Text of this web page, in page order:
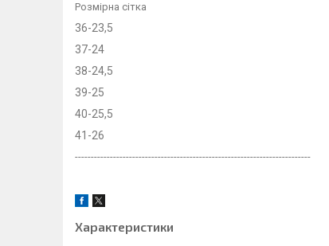
Розмірна сітка
36-23,5
37-24
38-24,5
39-25
40-25,5
41-26
--------------------------------------------------------------------------
Характеристики